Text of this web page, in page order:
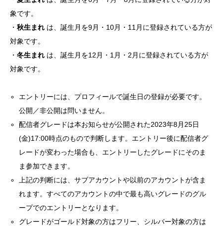
象です。
・ 秋生まれ は、誕生月を9月・10月・11月に登録されている方が
対象です。
・ 冬生まれ は、誕生月を12月・1月・2月に登録されている方が
対象です。
エントリーには、プロフィールで誕生日の登録が必要です。
公開／非公開は問いません。
配信者グレードは本お知らせが公開された2023年8月25日
(金)17:00時点のもので判断します。エントリー後に配信者グ
レードが変わった場合も、エントリーしたグレードにそのま
ま参加できます。
上記の判断には、サブアカウントや以前のアカウントが含ま
れます。すべてのアカウントの中で最も高いグレードのグル
ープでのエントリーとなります。
グレードがゴールド対象の方はフリー、シルバー対象の方は